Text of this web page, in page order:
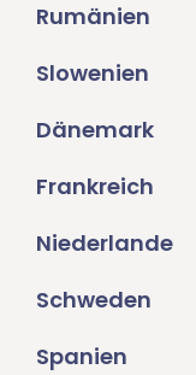
Rumänien
Slowenien
Dänemark
Frankreich
Niederlande
Schweden
Spanien